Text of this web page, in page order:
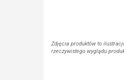
Zdjęcia produktów to
rzeczywistego wyglądu